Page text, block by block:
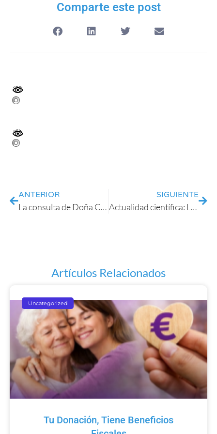
Comparte este post
ANTERIOR
La consulta de Doña Carmina: Mejorar la comunicación con su familiar: Cómo utilizar el tacto,los gestos y la mímica
SIGUIENTE
Actualidad científica: La barrera hematoencefálica Cómo franquearla?
Artículos Relacionados
Uncategorized
Tu Donación, Tiene Beneficios